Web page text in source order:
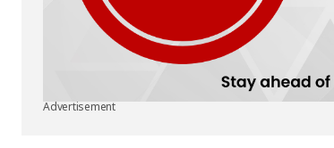
Advertisement